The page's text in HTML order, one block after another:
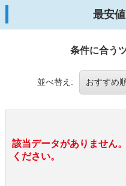
最安
条件に合う
並べ替え:
該当データがありません
ください。